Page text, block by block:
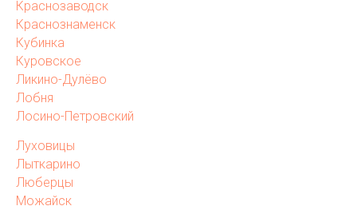
Краснозаводск
Краснознаменск
Кубинка
Куровское
Ликино-Дулёво
Лобня
Лосино-Петровский
Луховицы
Лыткарино
Люберцы
Можайск